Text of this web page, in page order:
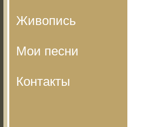
Живопись
Мои песни
Контакты